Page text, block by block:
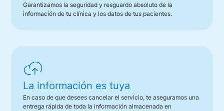
Garantizamos la seguridad y resguardo absoluto de la
información de tu clínica y los datos de tus pacientes.
La información es tuya
En caso de que desees cancelar el servicio, te aseguramos una
entrega rápida de toda la información almacenada en